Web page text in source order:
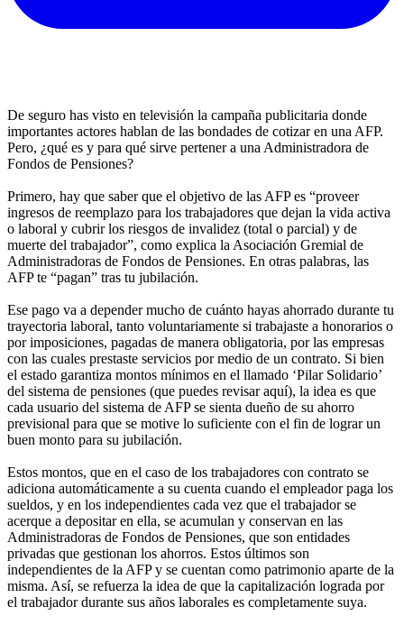
De seguro has visto en televisión la campaña publicitaria donde
importantes actores hablan de las bondades de cotizar en una AFP.
Pero, ¿qué es y para qué sirve pertener a una Administradora de
Fondos de Pensiones?
Primero, hay que saber que el objetivo de las AFP es “proveer
ingresos de reemplazo para los trabajadores que dejan la vida activa
o laboral y cubrir los riesgos de invalidez (total o parcial) y de
muerte del trabajador”, como explica la Asociación Gremial de
Administradoras de Fondos de Pensiones. En otras palabras, las
AFP te “pagan” tras tu jubilación.
Ese pago va a depender mucho de cuánto hayas ahorrado durante tu
trayectoria laboral, tanto voluntariamente si trabajaste a honorarios o
por imposiciones, pagadas de manera obligatoria, por las empresas
con las cuales prestaste servicios por medio de un contrato. Si bien
el estado garantiza montos mínimos en el llamado ‘Pilar Solidario’
del sistema de pensiones (que puedes revisar aquí), la idea es que
cada usuario del sistema de AFP se sienta dueño de su ahorro
previsional para que se motive lo suficiente con el fin de lograr un
buen monto para su jubilación.
Estos montos, que en el caso de los trabajadores con contrato se
adiciona automáticamente a su cuenta cuando el empleador paga los
sueldos, y en los independientes cada vez que el trabajador se
acerque a depositar en ella, se acumulan y conservan en las
Administradoras de Fondos de Pensiones, que son entidades
privadas que gestionan los ahorros. Estos últimos son
independientes de la AFP y se cuentan como patrimonio aparte de la
misma. Así, se refuerza la idea de que la capitalización lograda por
el trabajador durante sus años laborales es completamente suya.